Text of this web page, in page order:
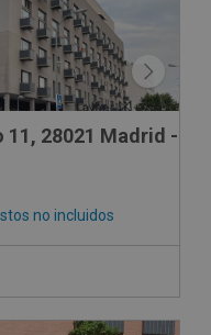
11, 28021 Madrid -
no incluidos